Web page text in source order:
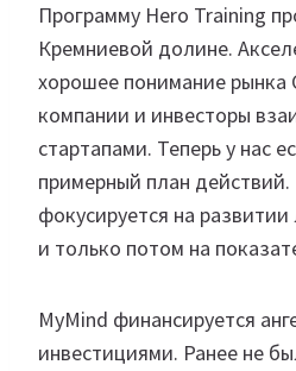
Программу Hero Training
Кремниевой долине.
хорошее понимание рынка
компании и инвесторы
стартапами. Теперь у нас
примерный план
фокусируется на
и только потом на
MyMind финансируется
инвестициями. Ранее не